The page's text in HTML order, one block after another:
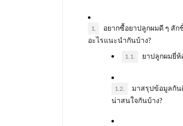
1.
อยากซื้อยาปลูกผมดี ๆ สั
อะไรแนะนำกันบ้าง?
1.1. ยาปลูกผมยี่ห้
1.2.
มาสรุปข้อมูลกัน
น่าสนใจกันบ้าง?